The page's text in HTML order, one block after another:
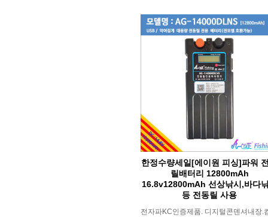
한정수량세일[에이원 피싱]파워
릴배터리 12800mAh
16.8v12800mAh 선상낚시,바다
등 전동릴 사용
전자파KC인증제품. 디지털콘덴셔내장.